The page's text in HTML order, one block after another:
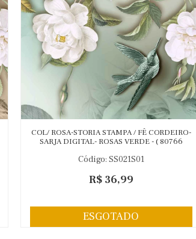
COL/ ROSA-STORIA STAMPA / FÊ CORDEIRO-
SARJA DIGITAL- ROSAS VERDE - ( 80766
Código: SS021S01
R$ 36,99
ESGOTADO